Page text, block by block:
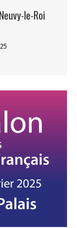
le-Roi